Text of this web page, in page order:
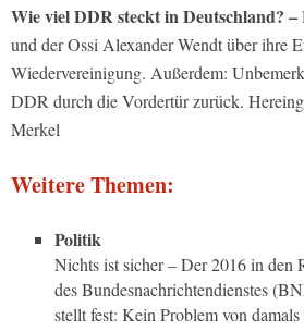
Wie viel DDR steckt in Deutschland? –
und der Ossi Alexander Wendt über ihre
Wiedervereinigung. Außerdem:
DDR durch die Vordertür zurück.
Merkel
Weitere Themen:
Politik
Nichts ist sicher – Der 2016 in den
des Bundesnachrichtendienstes
stellt fest: Kein Problem von